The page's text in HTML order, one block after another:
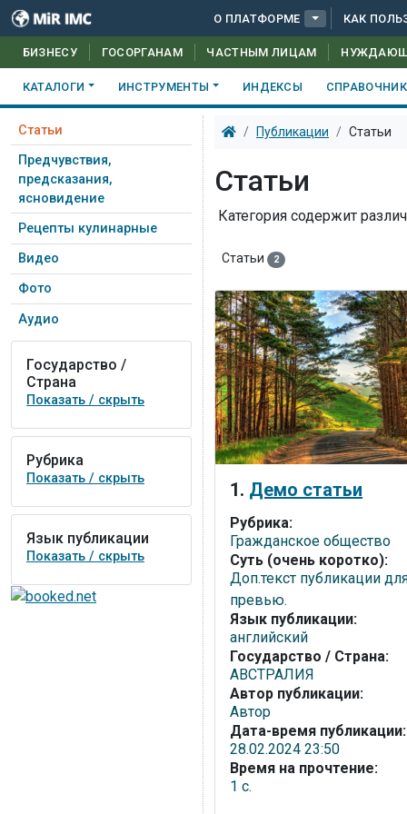
О ПЛАТФОРМЕ КАК
БИЗНЕСУ ГОСОРГАНАМ ЧАСТНЫМ ЛИЦАМ
КАТАЛОГИ ИНСТРУМЕНТЫ ИНДЕКСЫ
Статьи
Предчувствия,
предсказания,
ясновидение
Рецепты кулинарные
Видео
Фото
Аудио
Государство /
Страна
Показать / скрыть
Рубрика
Показать / скрыть
Язык публикации
Показать / скрыть
Публикации Статьи
Статьи
Категория содержит
Статьи 2
1. Демо статьи
Рубрика:
Гражданское общество
Суть (очень коротко):
Доп.текст публикации
превью.
Язык публикации:
английский
Государство / Страна:
АВСТРАЛИЯ
Автор публикации:
Автор
Дата-время публикации:
28.02.2024 23:50
Время на прочтение:
1 с.